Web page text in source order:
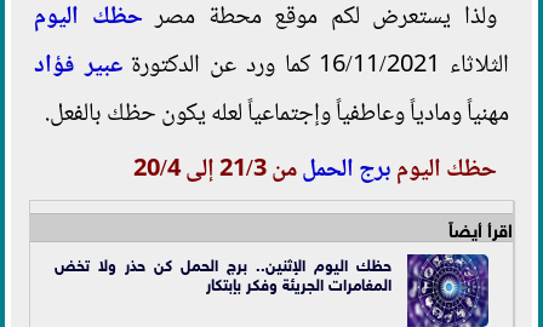
ولذا يستعرض لكم موقع محطة مصر حظك اليوم
الثلاثاء 16/11/2021 كما ورد عن الدكتورة
عبير فؤاد
مهنياً ومادياً وعاطفياً وإجتماعياً لعله يكون حظك بالفعل.
حظك اليومبرج الحملمن 21/3 إلى 20/4
اقرأ أيضاً
حظك اليوم الإثنين.. برج الحمل كن حذر ولا تخض
المغامرات الجريئة وفكر بإبتكار